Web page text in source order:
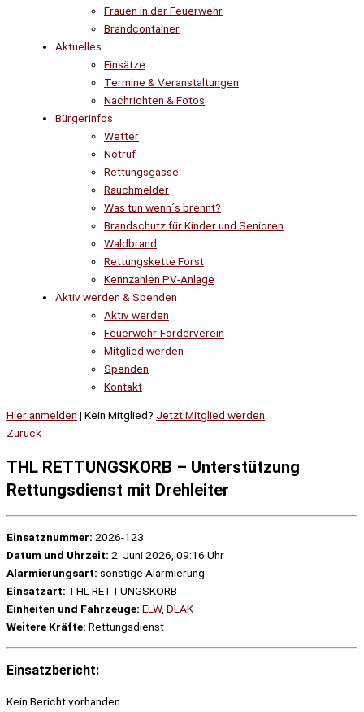
Frauen in der Feuerwehr
Brandcontainer
Aktuelles
Einsätze
Termine & Veranstaltungen
Nachrichten & Fotos
Bürgerinfos
Wetter
Notruf
Rettungsgasse
Rauchmelder
Was tun wenn´s brennt?
Brandschutz für Kinder und Senioren
Waldbrand
Rettungskette Forst
Kennzahlen PV-Anlage
Aktiv werden & Spenden
Aktiv werden
Feuerwehr-Förderverein
Mitglied werden
Spenden
Kontakt
Hier anmelden | Kein Mitglied? Jetzt Mitglied werden
Zurück
THL RETTUNGSKORB – Unterstützung
Rettungsdienst mit Drehleiter
Einsatznummer: 2026-123
Datum und Uhrzeit: 2. Juni 2026, 09:16 Uhr
Alarmierungsart: sonstige Alarmierung
Einsatzart: THL RETTUNGSKORB
Einheiten und Fahrzeuge: ELW, DLAK
Weitere Kräfte: Rettungsdienst
Einsatzbericht:
Kein Bericht vorhanden.